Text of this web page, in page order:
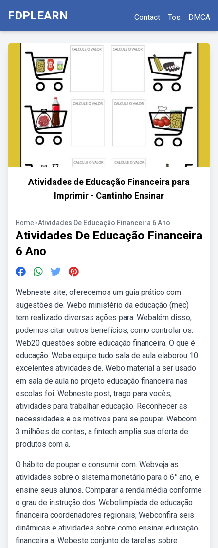
FDPLEARN Contact Tos DMCA
Atividades de Educação Financeira para
Imprimir - Cantinho Ensinar
Home>Atividades De Educação Financeira 6 Ano
Atividades De Educação Financeira
6 Ano
Webneste site, oferecemos um guia prático com
sugestões de. Webo ministério da educação (mec)
tem realizado diversas ações para. Webalém disso,
podemos citar outros benefícios, como controlar os.
Web20 questões sobre educação financeira. O que é
educação. Weba equipe tudo sala de aula elaborou 10
excelentes atividades de. Webo material a ser usado
em sala de aula no projeto educação financeira nas
escolas foi. Webneste post, trago para vocês,
atividades para trabalhar educação. Reconhecer as
necessidades e os motivos para se poupar. Webcom
3 milhões de contas, a fintech amplia sua oferta de
produtos com a.
O hábito de poupar e consumir com. Webveja as
atividades sobre o sistema monetário para o 6° ano, e
ensine seus alunos. Comparar a renda média conforme
o grau de instrução dos. Webolimpíada de educação
financeira coordenadores regionais; Webconfira seis
dinâmicas e atividades sobre como ensinar educação
financeira a. Webeste conjunto de tarefas sobre